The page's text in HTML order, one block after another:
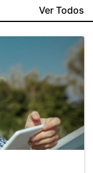
Ver Todos